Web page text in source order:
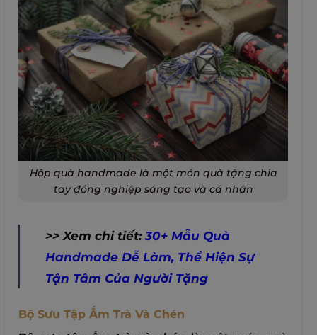
Hộp quà handmade là một món quà tặng chia
tay đồng nghiệp sáng tạo và cá nhân
>> Xem chi tiết:30+ Mẫu Quà
Handmade Dễ Làm, Thể Hiện Sự
Tận Tâm Của Người Tặng
Bộ Sưu Tập Ấm Trà Và Chén